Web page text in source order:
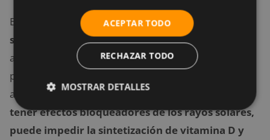
En este sentido,
pueden ingresar al torrente
sanguíneo y generar intoxicaciones
afectar diversos órganos del cuerpo. Además,
pueden alterar el pH de la piel, hormonas o células,
así como liberar radicales libres. De igual forma,
tener efectos bloqueadores de los rayos solares,
puede impedir la sintetización de vitamina D y
ACEPTAR TODO
RECHAZAR TODO
MOSTRAR DETALLES